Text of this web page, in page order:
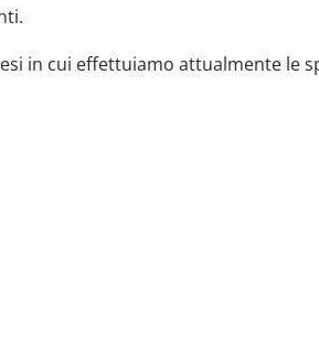
in cui effettuiamo attualmente le